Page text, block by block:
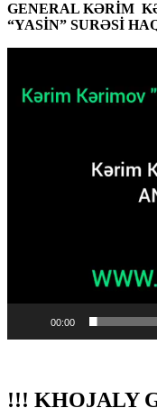
GENERAL KƏRİM
“YASİN” SURƏSİ
00:00
!!! KHOJALY